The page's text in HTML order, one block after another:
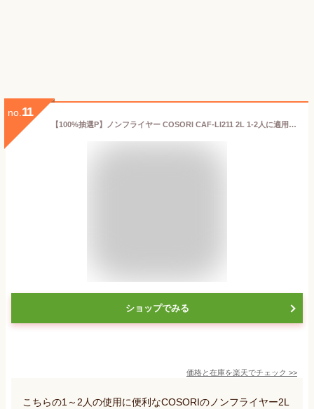
no. 11
【100%抽選P】ノンフライヤー COSORI CAF-LI211 2L 1-2人に適用 ノン フライヤー 2人用 ひとり暮らし エアフライヤー 電気フライヤー オイル97％カット ヘルシー 最高温205℃ 揚げ物 レシピ付き タイマー 調理 家電 自動電源オフ 洗える 食洗機対応 PSE認証【ホワイト】
ショップでみる
価格と在庫を楽天でチェック >>
こちらの1～2人の使用に便利なCOSORIのノンフライヤー2L